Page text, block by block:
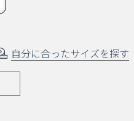
自分に合ったサイズを探す